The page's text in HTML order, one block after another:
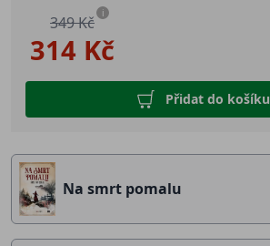
314 Kč
349 Kč i
Přidat do košíku
Na smrt pomalu